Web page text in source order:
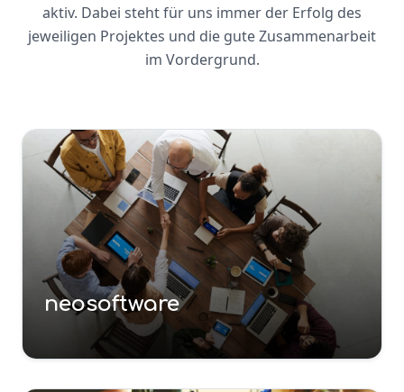
aktiv. Dabei steht für uns immer der Erfolg des
jeweiligen Projektes und die gute Zusammenarbeit
im Vordergrund.
neosoftware